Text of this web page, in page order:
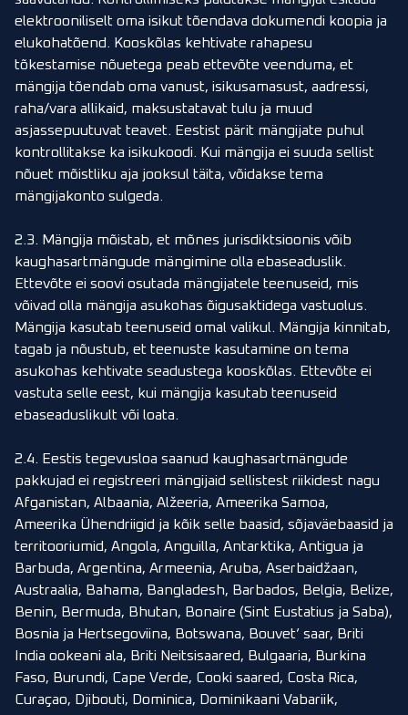
elektrooniliselt oma isikut tõendava dokumendi koopia ja
elukohatõend. Kooskõlas kehtivate rahapesu
tõkestamise nõuetega peab ettevõte veenduma, et
mängija tõendab oma vanust, isikusamasust, aadressi,
raha/vara allikaid, maksustatavat tulu ja muud
asjassepuutuvat teavet. Eestist pärit mängijate puhul
kontrollitakse ka isikukoodi. Kui mängija ei suuda sellist
nõuet mõistliku aja jooksul täita, võidakse tema
mängijakonto sulgeda.
2.3. Mängija mõistab, et mõnes jurisdiktsioonis võib
kaughasartmängude mängimine olla ebaseaduslik.
Ettevõte ei soovi osutada mängijatele teenuseid, mis
võivad olla mängija asukohas õigusaktidega vastuolus.
Mängija kasutab teenuseid omal valikul. Mängija kinnitab,
tagab ja nõustub, et teenuste kasutamine on tema
asukohas kehtivate seadustega kooskõlas. Ettevõte ei
vastuta selle eest, kui mängija kasutab teenuseid
ebaseaduslikult või loata.
2.4. Eestis tegevusloa saanud kaughasartmängude
pakkujad ei registreeri mängijaid sellistest riikidest nagu
Afganistan, Albaania, Alžeeria, Ameerika Samoa,
Ameerika Ühendriigid ja kõik selle baasid, sõjaväebaasid ja
territooriumid, Angola, Anguilla, Antarktika, Antigua ja
Barbuda, Argentina, Armeenia, Aruba, Aserbaidžaan,
Austraalia, Bahama, Bangladesh, Barbados, Belgia, Belize,
Benin, Bermuda, Bhutan, Bonaire (Sint Eustatius ja Saba),
Bosnia ja Hertsegoviina, Botswana, Bouvet’ saar, Briti
India ookeani ala, Briti Neitsisaared, Bulgaaria, Burkina
Faso, Burundi, Cape Verde, Cooki saared, Costa Rica,
Curaçao, Djibouti, Dominica, Dominikaani Vabariik,